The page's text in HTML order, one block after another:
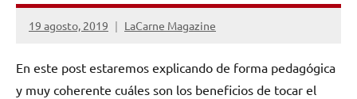
19 agosto, 2019 LaCarne Magazine
3
En este post estaremos explicando de forma pedagógica
y muy coherente cuáles son los beneficios de tocar el